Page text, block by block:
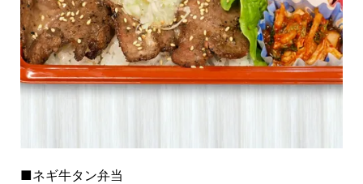
■ネギ牛タン弁当